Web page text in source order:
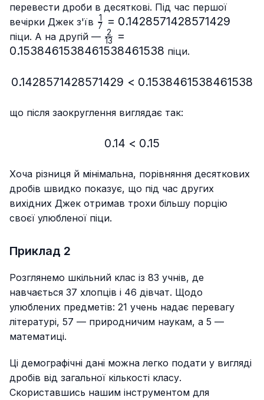
перевести дроби в десяткові. Під час першої
вечірки Джек з'їв \frac{1}
{7}=0.1428571428571429
7
1 = 0.1428571428571429
піци. А на другій — \frac{2}
13
2
=
0.1538461538461538461538 піци.
0.1428571428571429 <
0.1428571428571429 < 0.1538461538461538
що після заокруглення виглядає так:
0.14 < 0.15
0.14 < 0.15
Хоча різниця й мінімальна, порівняння десяткових
дробів швидко показує, що під час других
вихідних Джек отримав трохи більшу порцію
своєї улюбленої піци.
Приклад 2
Розглянемо шкільний клас із 83 учнів, де
навчається 37 хлопців і 46 дівчат. Щодо
улюблених предметів: 21 учень надає перевагу
літературі, 57 — природничим наукам, а 5 —
математиці.
Ці демографічні дані можна легко подати у вигляді
дробів від загальної кількості класу.
Скориставшись нашим інструментом для